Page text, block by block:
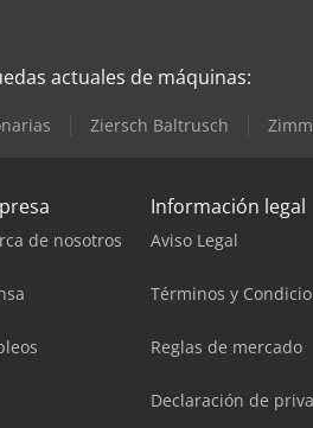
actuales de máquinas:
Ziersch Baltrusch
de nosotros
Información legal
Aviso Legal
Términos y
Reglas de mercado
Declaración de